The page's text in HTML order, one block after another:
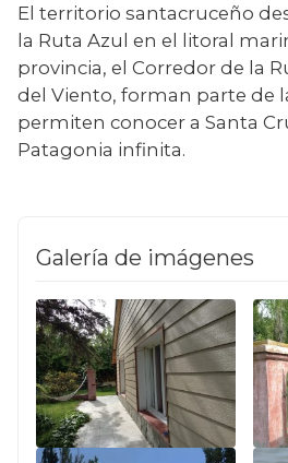
El territorio santacruceño
la Ruta Azul en el litoral
provincia, el Corredor de la
del Viento, forman parte de
permiten conocer a Santa
Patagonia infinita.
Galería de imágenes